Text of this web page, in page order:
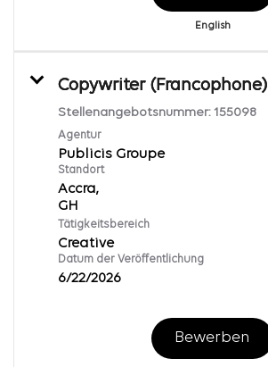
English
Copywriter (Francophone)
Stellenangebotsnummer: 155098
Agentur
Publicis Groupe
Standort
Accra,
Tätigkeitsbereich
Creative
Datum der Veröffentlichung
6/22/2026
Bewerben